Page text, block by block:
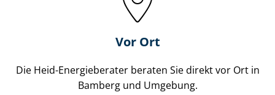
Vor Ort
Die Heid-Energieberater beraten Sie direkt vor Ort in
Bamberg und Umgebung.